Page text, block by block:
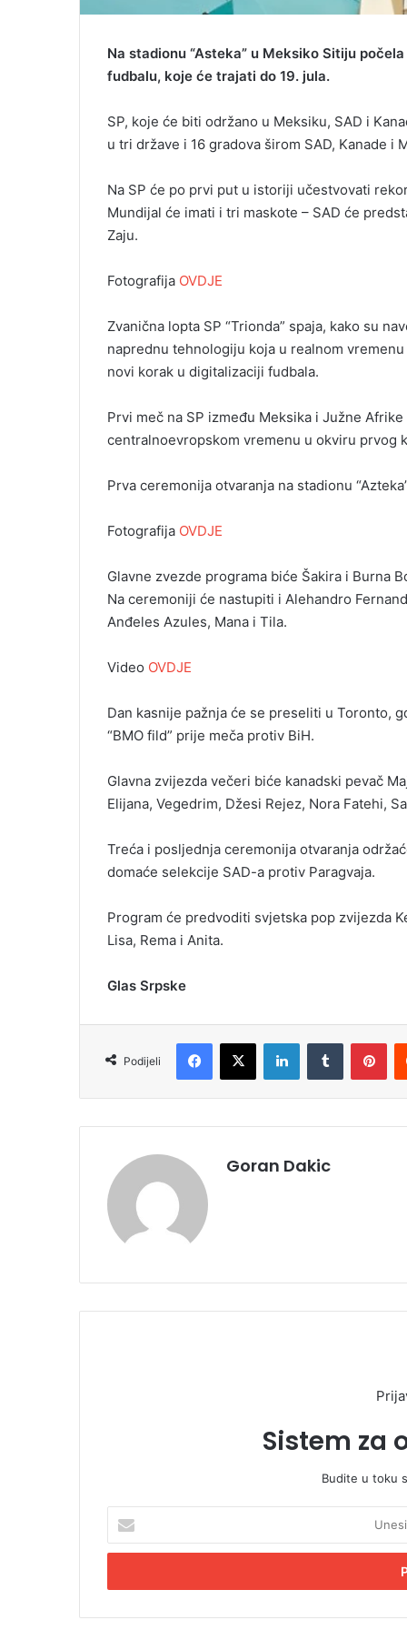
Na stadionu “Asteka” u Meksiko Sitiju
fudbalu, koje će trajati do 19. jula.
SP, koje će biti održano u Meksiku, SAD i
u tri države i 16 gradova širom SAD, Kanade i
Na SP će po prvi put u istoriji učestvovati
Mundijal će imati i tri maskote – SAD će
Zaju.
Fotografija OVDJE
Zvanična lopta SP “Trionda” spaja, kako su
naprednu tehnologiju koja u realnom
novi korak u digitalizaciji fudbala.
Prvi meč na SP između Meksika i Južne
centralnoevropskom vremenu u okviru prvog
Prva ceremonija otvaranja na stadionu
Fotografija OVDJE
Glavne zvezde programa biće Šakira i Burna
Na ceremoniji će nastupiti i Alehandro
Anđeles Azules, Mana i Tila.
Video OVDJE
Dan kasnije pažnja će se preseliti u Toronto,
“BMO fild” prije meča protiv BiH.
Glavna zvijezda večeri biće kanadski pevač
Elijana, Vegedrim, Džesi Rejez, Nora Fatehi,
Treća i posljednja ceremonija otvaranja
domaće selekcije SAD-a protiv Paragvaja.
Program će predvoditi svjetska pop zvijezda
Lisa, Rema i Anita.
Glas Srpske
Podijeli
Goran Dakic
Sistem za
Budite u toku
e
i